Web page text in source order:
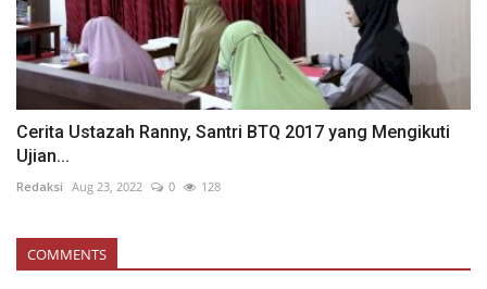
Cerita Ustazah Ranny, Santri BTQ 2017 yang Mengikuti
Ujian...
Redaksi Aug 23, 2022 0 128
COMMENTS